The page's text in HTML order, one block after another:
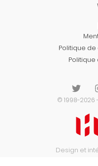
Politique
© 1998-2026
Design et